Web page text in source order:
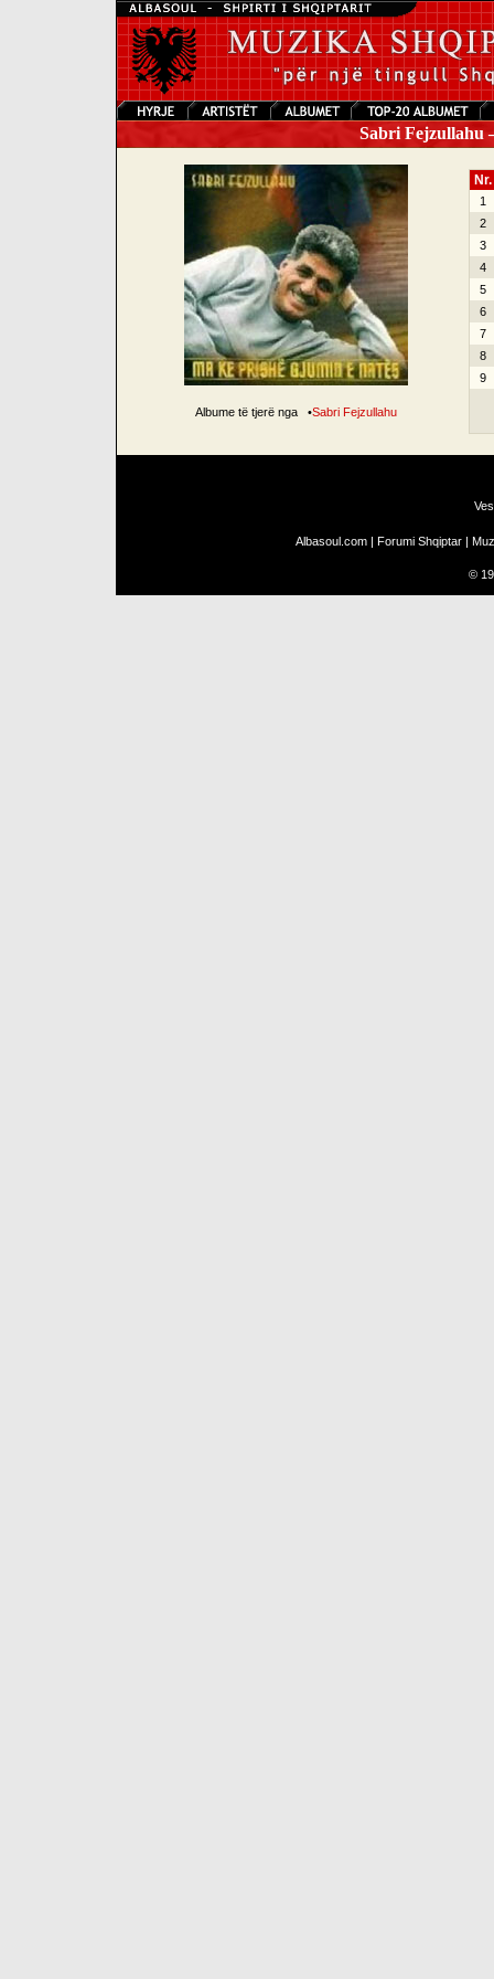
Sabri Fejzullahu
Albume të tjerë nga •Sabri Fejzullahu
Nr.
1
2
3
4
5
6
7
8
9
Albasoul.com | Forumi Shqiptar |
©